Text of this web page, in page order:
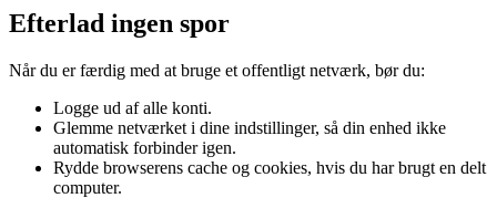
Efterlad ingen spor
Når du er færdig med at bruge et offentligt netværk, bør du:
Logge ud af alle konti.
Glemme netværket i dine indstillinger, så din enhed ikke
automatisk forbinder igen.
Rydde browserens cache og cookies, hvis du har brugt en delt
computer.